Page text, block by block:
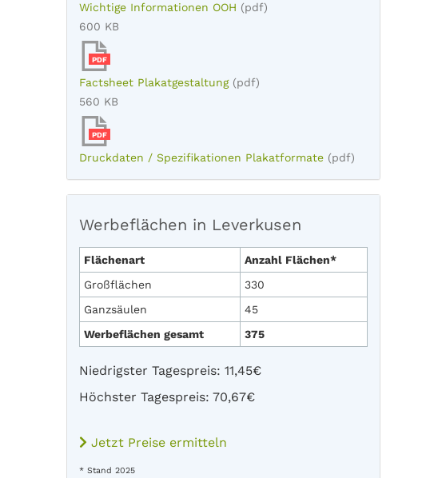
Wichtige Informationen OOH (pdf)
600 KB
PDF
Factsheet Plakatgestaltung (pdf)
560 KB
PDF
Druckdaten / Spezifikationen Plakatformate (pdf)
Werbeflächen in Leverkusen
Flächenart
Anzahl Flächen*
Großflächen
330
Ganzsäulen
45
Werbeflächen gesamt
375
Niedrigster Tagespreis: 11,45€
Höchster Tagespreis: 70,67€
Jetzt Preise ermitteln
* Stand 2025